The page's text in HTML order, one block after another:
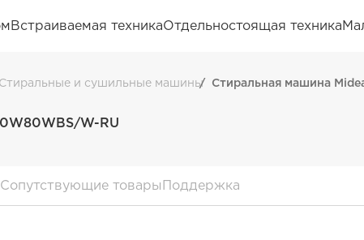
Встраиваемая техникаОтдельностоящая техника
Стиральные и сушильные машины Стиральная машина
W-RU
Сопутствующие товарыПоддержка